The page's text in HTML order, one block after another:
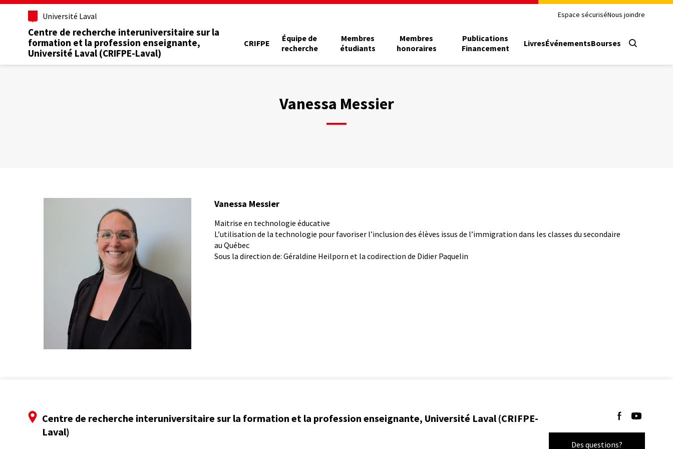
Aller
principal
Université Laval Espace sécuriséNous joindre
Centre de recherche interuniversitaire sur la
formation et la profession enseignante,
Université Laval (CRIFPE-Laval)
CRIFPE
Équipe de
recherche
Membres
étudiants
Membres
honoraires
Publications
Financement
LivresÉvénementsBourses
Vanessa Messier
Vanessa Messier
Maitrise en technologie éducative
L’utilisation de la technologie pour favoriser l’inclusion des élèves issus de l’immigration dans les classes du secondaire
au Québec
Sous la direction de: Géraldine Heilporn et la codirection de Didier Paquelin
Centre de recherche interuniversitaire sur la formation et la profession enseignante, Université Laval (CRIFPE-
Laval)
Suivez-nous sur
Suivez-nous
Des questions?